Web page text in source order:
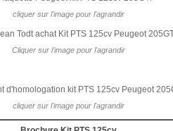
cliquer sur l'image pour l'agrandir
Cliquer sur l'image pour l'agrandir
cliquer sur l'image pour l'agrandir